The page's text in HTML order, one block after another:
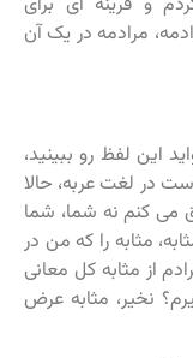
مرادمه در یک آن
این لفظ رو ببینید،
در لغت عربه، حالا
می کنم نه شما، شما
مثابه را که من در
از مثابه کل معانی
نخیر، مثابه عرض